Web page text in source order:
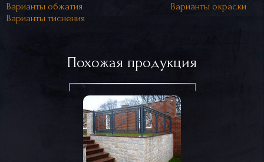
Варианты обжатия
Варианты окраски
Варианты тиснения
Похожая продукция